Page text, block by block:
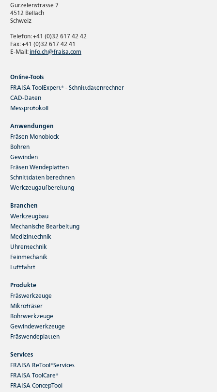
Gurzelenstrasse 7
4512 Bellach
Schweiz
Telefon: +41 (0)32 617 42 42
Fax: +41 (0)32 617 42 41
E-Mail:info.ch@fraisa.com
Online-Tools
FRAISA ToolExpert® - Schnittdatenrechner
CAD-Daten
Messprotokoll
Anwendungen
Fräsen Monoblock
Bohren
Gewinden
Fräsen Wendeplatten
Schnittdaten berechnen
Werkzeugaufbereitung
Branchen
Werkzeugbau
Mechanische Bearbeitung
Medizintechnik
Uhrentechnik
Feinmechanik
Luftfahrt
Produkte
Fräswerkzeuge
Mikrofräser
Bohrwerkzeuge
Gewindewerkzeuge
Fräswendeplatten
Services
FRAISA ReTool®Services
FRAISA ToolCare®
FRAISA ConcepTool